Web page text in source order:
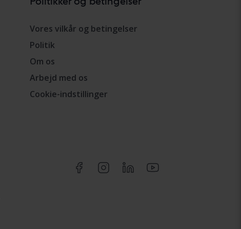
Vores vilkår og betingelser
Politik
Om os
Arbejd med os
Cookie-indstillinger